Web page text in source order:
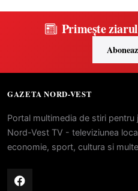
Primește
GAZETA NORD-VEST
Portal multimedia de stiri
Nord-Vest TV - televiziunea
economie, sport, cultura si